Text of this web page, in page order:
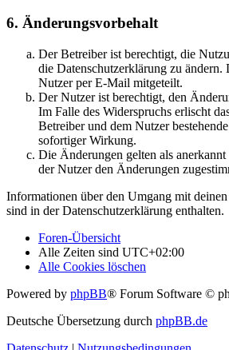
6. Änderungsvorbehalt
Der Betreiber ist berechtigt, die
die Datenschutzerklärung zu
Nutzer per E-Mail mitgeteilt.
Der Nutzer ist berechtigt, den
Im Falle des Widerspruchs erlischt
Betreiber und dem Nutzer
sofortiger Wirkung.
Die Änderungen gelten als
der Nutzer den Änderungen
Informationen über den Umgang mit
sind in der Datenschutzerklärung enthalten.
Foren-Übersicht
Alle Zeiten sind UTC+02:00
Alle Cookies löschen
Powered by phpBB® Forum Software ©
Deutsche Übersetzung durch phpBB.de